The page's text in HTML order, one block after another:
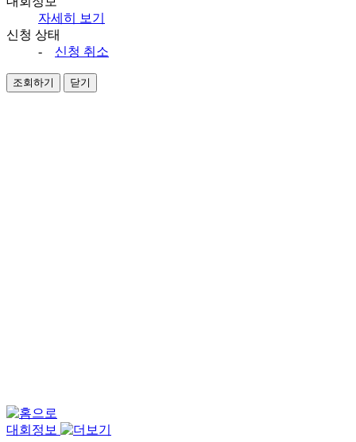
자세히 보기
신청 상태
-
신청 취소
조회하기 닫기
대회정보